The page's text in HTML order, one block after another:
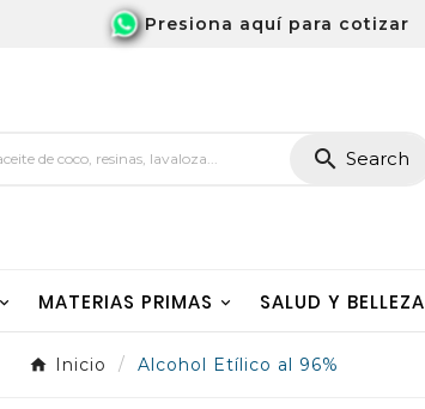
Presiona aquí para cotizar
 Search
MATERIAS PRIMAS SALUD Y BELLEZA
Inicio Alcohol Etílico al 96%